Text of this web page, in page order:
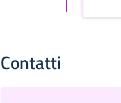
Contatti